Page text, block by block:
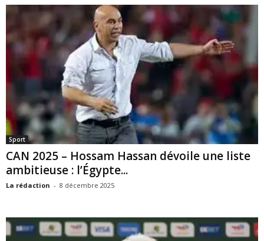
Sport
CAN 2025 – Hossam Hassan dévoile une liste
ambitieuse : l’Égypte...
La rédaction - 8 décembre 2025